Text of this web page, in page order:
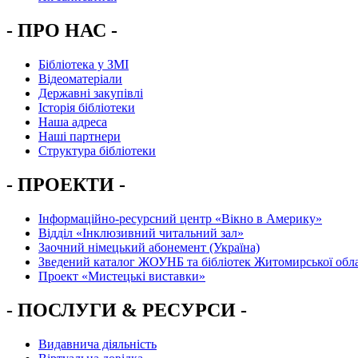
- ПРО НАС -
Бібліотека у ЗМІ
Відеоматеріали
Державні закупівлі
Історія бібліотеки
Наша адреса
Наші партнери
Структура бібліотеки
- ПРОЕКТИ -
Інформаційно-ресурсний центр «Вікно в Америку»
Вiддiл «Інклюзивний читальний зал»
Заочний німецький абонемент (Україна)
Зведений каталог ЖОУНБ та бібліотек Житомирської
Проект «Мистецькі виставки»
- ПОСЛУГИ & РЕСУРСИ -
Видавнича діяльність